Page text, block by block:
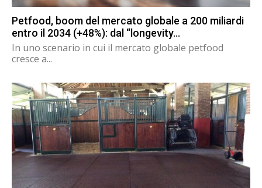
Petfood, boom del mercato globale a 200 miliardi
entro il 2034 (+48%): dal “longevity...
In uno scenario in cui il mercato globale petfood
cresce a...